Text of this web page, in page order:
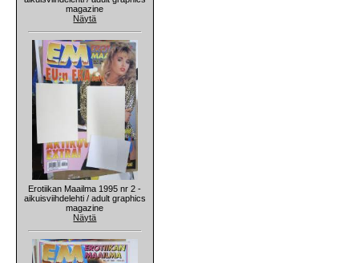
magazine
Näytä
Erotiikan Maailma 1995 nr 2 -
aikuisviihdelehti / adult graphics
magazine
Näytä